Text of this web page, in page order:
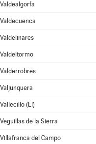
Valdealgorfa
Valdecuenca
Valdelinares
Valdeltormo
Valderrobres
Valjunquera
Vallecillo (El)
Veguillas de la Sierra
Villafranca del Campo